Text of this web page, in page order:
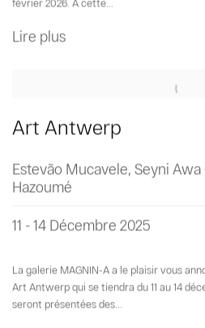
février 2026. À cette...
Lire plus
Art Antwerp
Estevão Mucavele, Seyni Awa
Hazoumé
11 - 14 Décembre 2025
La galerie MAGNIN-A a le plaisir vous
Art Antwerp qui se tiendra du 11 au 14
seront présentées des...